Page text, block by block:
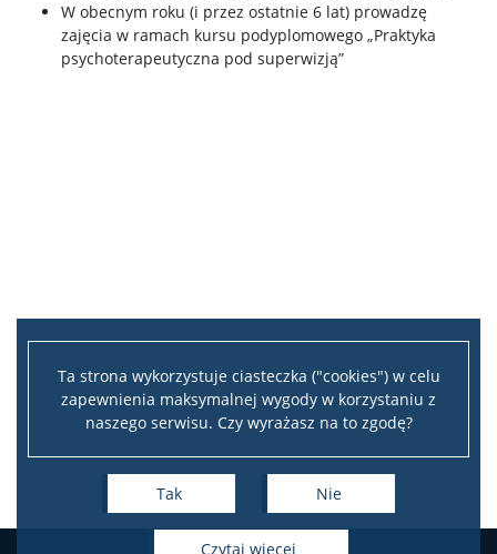
Ta strona wykorzystuje ciasteczka ("cookies") w celu
zapewnienia maksymalnej wygody w korzystaniu z
naszego serwisu. Czy wyrażasz na to zgodę?
Tak Nie
czytaj więcej
Raporty ze szkoleń i warsztatów
Aktualności wydziałowe
Inicjatywy
Władze Wydziału
W obecnym roku (i przez ostatnie 6 lat) prowadzę
zajęcia w ramach kursu podyplomowego „Praktyka
psychoterapeutyczna pod superwizją”